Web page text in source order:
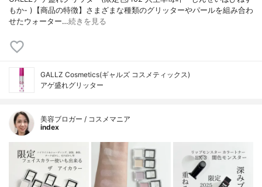
もか- )【商品の特徴】さまざまな種類のグリッターやパールを組み合わ
せたウォーター…続きを見る
GALLZ Cosmetics(ギャルズ コスメティックス)
アゲ盛れグリッター
美容ブロガー / コスメマニア
index